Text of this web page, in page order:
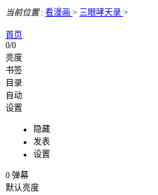
当前位置: 看漫画 > 三眼哮天录 >
首页
0/0
亮度
书签
目录
自动
设置
隐藏
发表
设置
0 弹幕
默认亮度